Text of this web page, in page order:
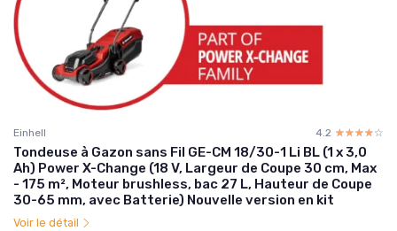
Einhell 4.2 ☆☆☆☆☆
★★★★★
Tondeuse à Gazon sans Fil GE-CM 18/30-1 Li BL (1 x 3,0
Ah) Power X-Change (18 V, Largeur de Coupe 30 cm, Max
- 175 m², Moteur brushless, bac 27 L, Hauteur de Coupe
30-65 mm, avec Batterie) Nouvelle version en kit
Voir le détail